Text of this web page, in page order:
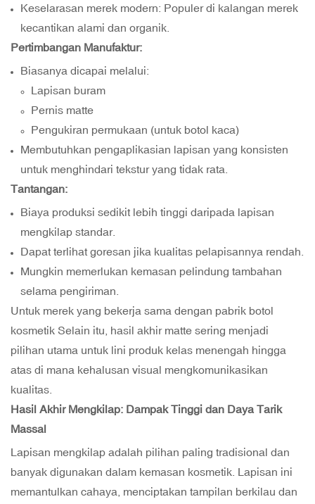
Keselarasan merek modern: Populer di kalangan merek
kecantikan alami dan organik.
Pertimbangan Manufaktur:
Biasanya dicapai melalui:
Lapisan buram
Pernis matte
Pengukiran permukaan (untuk botol kaca)
Membutuhkan pengaplikasian lapisan yang konsisten
untuk menghindari tekstur yang tidak rata.
Tantangan:
Biaya produksi sedikit lebih tinggi daripada lapisan
mengkilap standar.
Dapat terlihat goresan jika kualitas pelapisannya rendah.
Mungkin memerlukan kemasan pelindung tambahan
selama pengiriman.
Untuk merek yang bekerja sama dengan pabrik botol
kosmetik Selain itu, hasil akhir matte sering menjadi
pilihan utama untuk lini produk kelas menengah hingga
atas di mana kehalusan visual mengkomunikasikan
kualitas.
Hasil Akhir Mengkilap: Dampak Tinggi dan Daya Tarik
Massal
Lapisan mengkilap adalah pilihan paling tradisional dan
banyak digunakan dalam kemasan kosmetik. Lapisan ini
memantulkan cahaya, menciptakan tampilan berkilau dan